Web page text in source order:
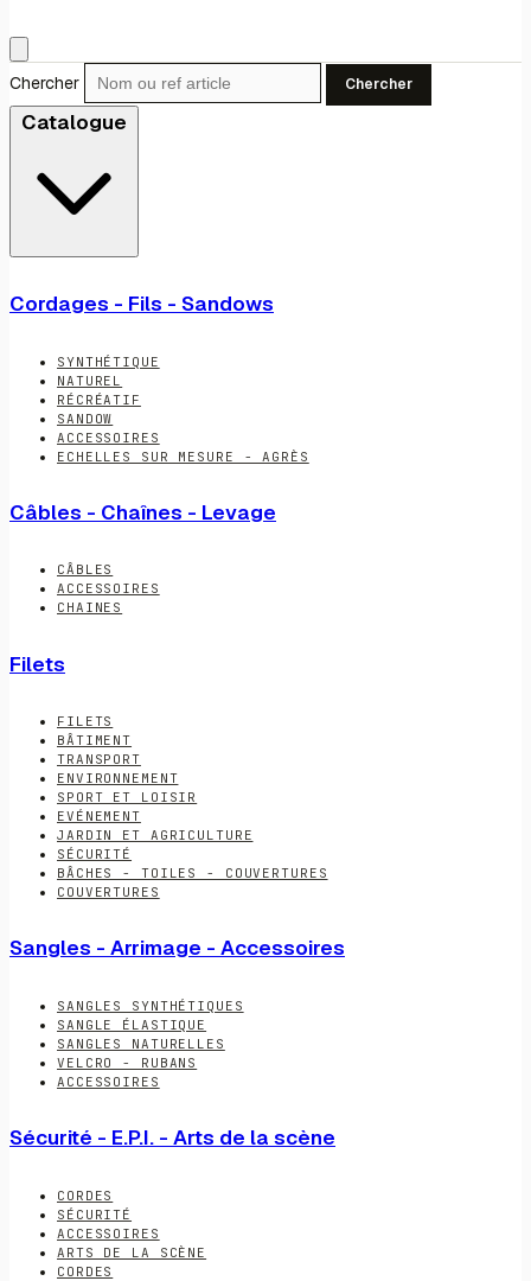
Chercher Chercher
Catalogue
Cordages - Fils - Sandows
SYNTHÉTIQUE
NATUREL
RÉCRÉATIF
SANDOW
ACCESSOIRES
ECHELLES SUR MESURE - AGRÈS
Câbles - Chaînes - Levage
CÂBLES
ACCESSOIRES
CHAINES
Filets
FILETS
BÂTIMENT
TRANSPORT
ENVIRONNEMENT
SPORT ET LOISIR
EVÉNEMENT
JARDIN ET AGRICULTURE
SÉCURITÉ
BÂCHES - TOILES - COUVERTURES
COUVERTURES
Sangles - Arrimage - Accessoires
SANGLES SYNTHÉTIQUES
SANGLE ÉLASTIQUE
SANGLES NATURELLES
VELCRO - RUBANS
ACCESSOIRES
Sécurité - E.P.I. - Arts de la scène
CORDES
SÉCURITÉ
ACCESSOIRES
ARTS DE LA SCÈNE
CORDES